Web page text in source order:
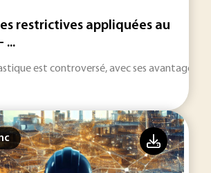
restrictives appliquées au
...
est controversé, avec ses avantages